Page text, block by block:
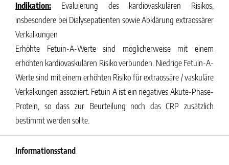
Indikation: Evaluierung des kardiovaskulären Risikos,
insbesondere bei Dialysepatienten sowie Abklärung extraossärer
Verkalkungen
Erhöhte Fetuin-A-Werte sind möglicherweise mit einem
erhöhten kardiovaskulären Risiko verbunden. Niedrige Fetuin-A-
Werte sind mit einem erhöhten Risiko für extraossäre / vaskuläre
Verkalkungen assoziiert. Fetuin A ist ein negatives Akute-Phase-
Protein, so dass zur Beurteilung noch das CRP zusätzlich
bestimmt werden sollte.
Informationsstand